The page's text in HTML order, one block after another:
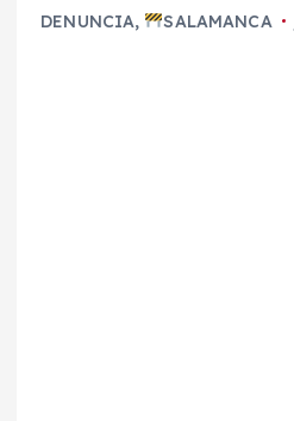
DENUNCIA, SALAMANCA